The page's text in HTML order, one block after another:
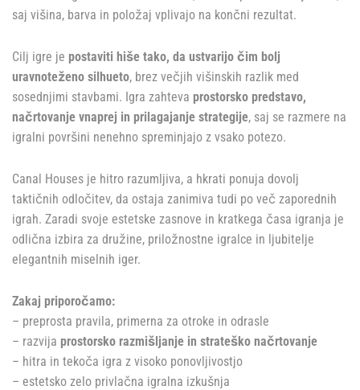
saj višina, barva in položaj vplivajo na končni rezultat.
Cilj igre je postaviti hiše tako, da ustvarijo čim bolj
uravnoteženo silhueto, brez večjih višinskih razlik med
sosednjimi stavbami. Igra zahteva prostorsko predstavo,
načrtovanje vnaprej in prilagajanje strategije, saj se razmere na
igralni površini nenehno spreminjajo z vsako potezo.
Canal Houses je hitro razumljiva, a hkrati ponuja dovolj
taktičnih odločitev, da ostaja zanimiva tudi po več zaporednih
igrah. Zaradi svoje estetske zasnove in kratkega časa igranja je
odlična izbira za družine, priložnostne igralce in ljubitelje
elegantnih miselnih iger.
Zakaj priporočamo:
– preprosta pravila, primerna za otroke in odrasle
– razvija prostorsko razmišljanje in strateško načrtovanje
– hitra in tekoča igra z visoko ponovljivostjo
– estetsko zelo privlačna igralna izkušnja